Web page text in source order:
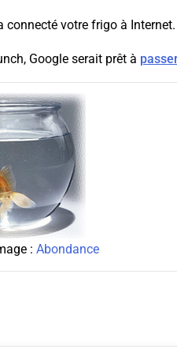
connecté votre frigo à Internet.
Google serait prêt à
: Abondance